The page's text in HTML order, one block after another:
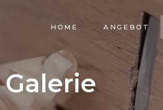
NAVIGATION
ÜBERSPRINGEN
HOME ANGEBOT
Galerie